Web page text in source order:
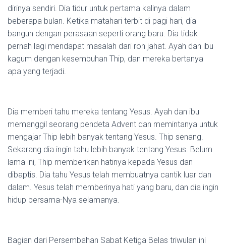
dirinya sendiri. Dia tidur untuk pertama kalinya dalam
beberapa bulan. Ketika matahari terbit di pagi hari, dia
bangun dengan perasaan seperti orang baru. Dia tidak
pernah lagi mendapat masalah dari roh jahat. Ayah dan ibu
kagum dengan kesembuhan Thip, dan mereka bertanya
apa yang terjadi.
Dia memberi tahu mereka tentang Yesus. Ayah dan ibu
memanggil seorang pendeta Advent dan memintanya untuk
mengajar Thip lebih banyak tentang Yesus. Thip senang.
Sekarang dia ingin tahu lebih banyak tentang Yesus. Belum
lama ini, Thip memberikan hatinya kepada Yesus dan
dibaptis. Dia tahu Yesus telah membuatnya cantik luar dan
dalam. Yesus telah memberinya hati yang baru, dan dia ingin
hidup bersama-Nya selamanya.
Bagian dari Persembahan Sabat Ketiga Belas triwulan ini